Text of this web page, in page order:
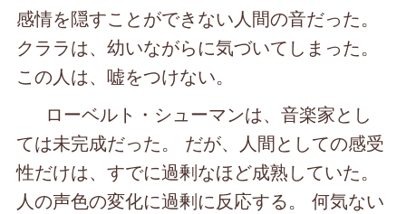
感情を隠すことができない人間の音だった。
クララは、幼いながらに気づいてしまった。
この人は、嘘をつけない。
ローベルト・シューマンは、音楽家とし
ては未完成だった。 だが、人間としての感受
性だけは、すでに過剰なほど成熟していた。
人の声色の変化に過剰に反応する。 何気ない